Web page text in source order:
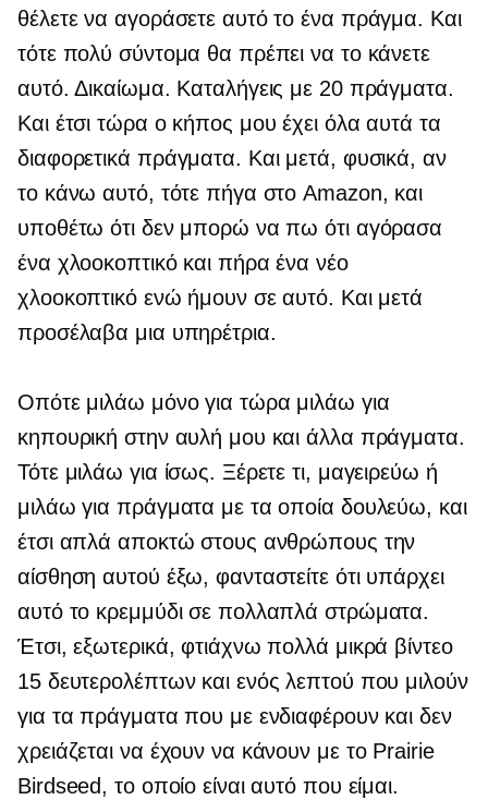
θέλετε να αγοράσετε αυτό το ένα πράγμα. Και
τότε πολύ σύντομα θα πρέπει να το κάνετε
αυτό. Δικαίωμα. Καταλήγεις με 20 πράγματα.
Και έτσι τώρα ο κήπος μου έχει όλα αυτά τα
διαφορετικά πράγματα. Και μετά, φυσικά, αν
το κάνω αυτό, τότε πήγα στο Amazon, και
υποθέτω ότι δεν μπορώ να πω ότι αγόρασα
ένα χλοοκοπτικό και πήρα ένα νέο
χλοοκοπτικό ενώ ήμουν σε αυτό. Και μετά
προσέλαβα μια υπηρέτρια.
Οπότε μιλάω μόνο για τώρα μιλάω για
κηπουρική στην αυλή μου και άλλα πράγματα.
Τότε μιλάω για ίσως. Ξέρετε τι, μαγειρεύω ή
μιλάω για πράγματα με τα οποία δουλεύω, και
έτσι απλά αποκτώ στους ανθρώπους την
αίσθηση αυτού έξω, φανταστείτε ότι υπάρχει
αυτό το κρεμμύδι σε πολλαπλά στρώματα.
Έτσι, εξωτερικά, φτιάχνω πολλά μικρά βίντεο
15 δευτερολέπτων και ενός λεπτού που μιλούν
για τα πράγματα που με ενδιαφέρουν και δεν
χρειάζεται να έχουν να κάνουν με το Prairie
Birdseed, το οποίο είναι αυτό που είμαι.